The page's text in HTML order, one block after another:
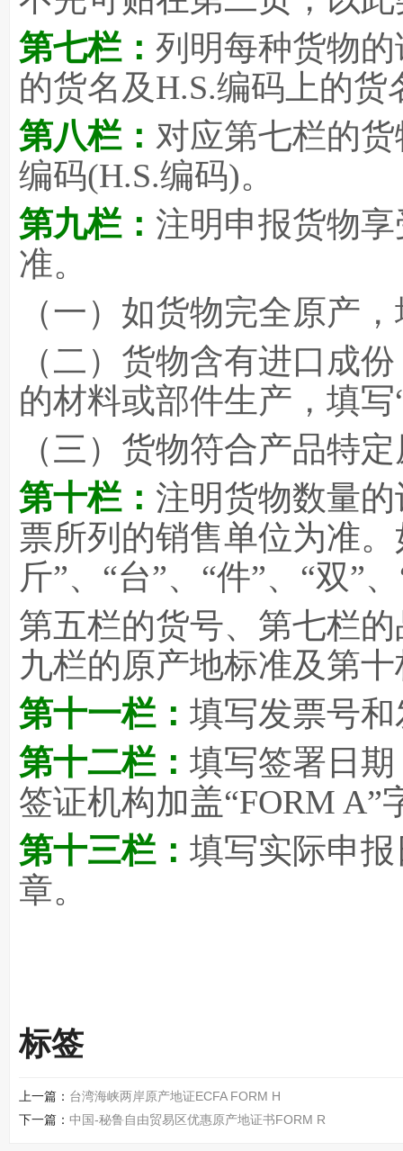
第七栏： 列明每种货物
的货名及H.S.编码上的货
第八栏： 对应第七栏的
编码(H.S.编码)。
第九栏： 注明申报货物
准。
（一）如货物完全原产
（二）货物含有进口成
的材料或部件生产，填写
（三）货物符合产品特
第十栏： 注明货物数量
票所列的销售单位为准。
斤”、“台”、“件”、“双”
第五栏的货号、第七栏
九栏的原产地标准及第
第十一栏： 填写发票号
第十二栏： 填写签署日
签证机构加盖“FORM
第十三栏： 填写实际申
章。
标签
上一篇： 台湾海峡两岸原产地证ECFA FORM H
下一篇： 中国-秘鲁自由贸易区优惠原产地证书FORM R